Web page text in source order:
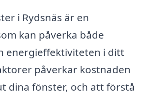
i Rydsnäs är en
kan påverka både
energieffektiviteten i ditt
påverkar kostnaden
dina fönster, och att förstå